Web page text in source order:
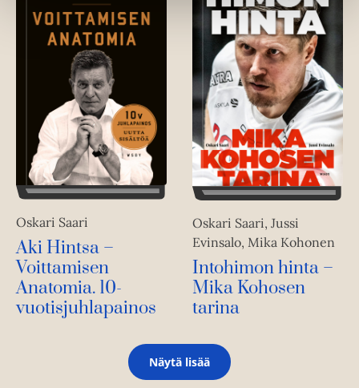
Oskari Saari
Aki Hintsa –
Voittamisen
Anatomia. 10-
vuotisjuhlapainos
Oskari Saari, Jussi
Evinsalo, Mika Kohonen
Intohimon hinta –
Mika Kohosen
tarina
Näytä lisää